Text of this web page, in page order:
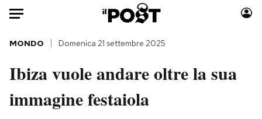
Auto
HOME
Italia
MONDO Domenica 21 settembre 2025
Ibiza vuole andare oltre la sua
immagine festaiola